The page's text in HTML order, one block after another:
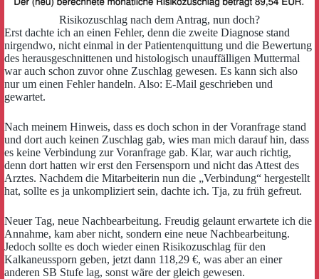
Risikozuschlag nach dem Antrag, nun doch?
Erst dachte ich an einen Fehler, denn die zweite Diagnose stand
nirgendwo, nicht einmal in der Patientenquittung und die Bewertung
des herausgeschnittenen und histologisch unauffälligen Muttermal
war auch schon zuvor ohne Zuschlag gewesen. Es kann sich also
nur um einen Fehler handeln. Also: E-Mail geschrieben und
gewartet.
Nach meinem Hinweis, dass es doch schon in der Voranfrage stand
und dort auch keinen Zuschlag gab, wies man mich darauf hin, dass
es keine Verbindung zur Voranfrage gab. Klar, war auch richtig,
denn dort hatten wir erst den Fersensporn und nicht das Attest des
Arztes. Nachdem die Mitarbeiterin nun die „Verbindung“ hergestellt
hat, sollte es ja unkompliziert sein, dachte ich. Tja, zu früh gefreut.
Neuer Tag, neue Nachbearbeitung. Freudig gelaunt erwartete ich die
Annahme, kam aber nicht, sondern eine neue Nachbearbeitung.
Jedoch sollte es doch wieder einen Risikozuschlag für den
Kalkaneussporn geben, jetzt dann 118,29 €, was aber an einer
anderen SB Stufe lag, sonst wäre der gleich gewesen.